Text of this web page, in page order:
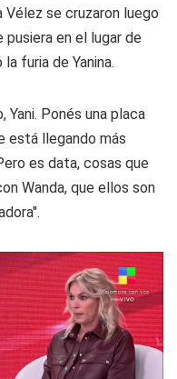
Vélez se cruzaron luego
pusiera en el lugar de
furia de Yanina.
Ponés una placa
está llegando más
es data, cosas que
Wanda, que ellos son